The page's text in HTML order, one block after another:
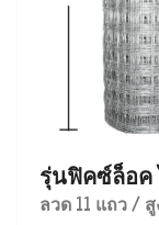
รุ่นฟิคซ์ล็อค
ลวด 11 แถว /